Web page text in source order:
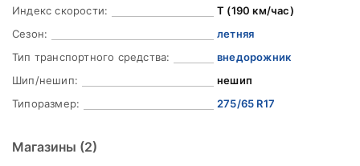
Индекс скорости:
T (190 км/час)
Сезон:
летняя
Тип транспортного средства:
внедорожник
Шип/нешип:
нешип
Типоразмер:
275/65 R17
Магазины (2)